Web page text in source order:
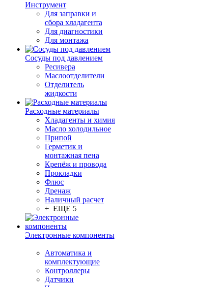
Инструмент
Для заправки и
сбора хладагента
Для диагностики
Для монтажа
Сосуды под давлением
Ресивера
Маслоотделители
Отделитель
жидкости
Расходные материалы
Хладагенты и химия
Масло холодильное
Припой
Герметик и
монтажная пена
Крепёж и провода
Прокладки
Флюс
Дренаж
Наличный расчет
+ ЕЩЕ 5
Электронные компоненты
Автоматика и
комплектующие
Контроллеры
Датчики